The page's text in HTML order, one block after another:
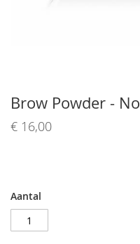
begin
van
de
afbeeldingen-
Brow Powder -
€ 16,00
Aantal